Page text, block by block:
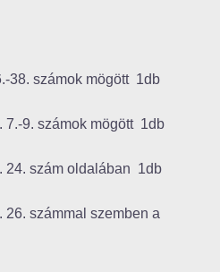
38. számok mögött 1db
7.-9. számok mögött 1db
24. szám oldalában 1db
számmal szemben a